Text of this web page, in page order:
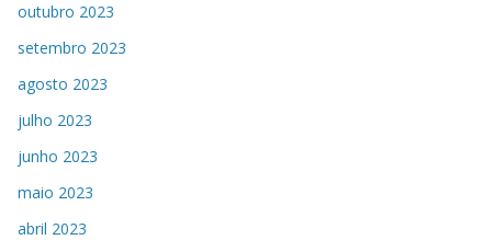
outubro 2023
setembro 2023
agosto 2023
julho 2023
junho 2023
maio 2023
abril 2023